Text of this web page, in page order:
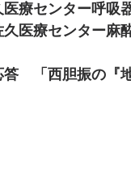
療センター呼吸
療センター麻酔
　「西胆振の『